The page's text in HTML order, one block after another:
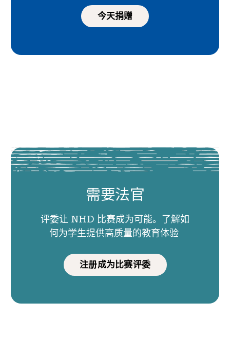
今天捐赠
需要法官
评委让 NHD 比赛成为可能。了解如
何为学生提供高质量的教育体验
注册成为比赛评委